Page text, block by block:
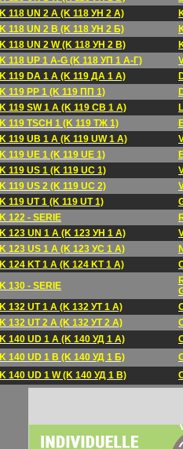
K 118 UN 2 A (K 118 УH 2 A)
K 118 UN 2 B (K 118 УH 2 Б)
K 118 UN 2 W (K 118 УH 2 B)
K 118 UP 1 A-G (K 118 УП 1 A-Г)
K 119 DA 1 A (K 119 ДA 1 A)
K 119 PP 1 (K 119 ПП 1)
K 119 SW 1 A (K 119 CB 1 A)
K 119 TSCH 1 (K 119 TЖ 1)
K 119 UB 1 A (K 119 UW 1 A)
K 119 UE 1 (K 119 UE 1)
K 119 US 1 (K 119 UC 1)
K 119 US 2 (K 119 UC 2)
K 119 UT 1 (K 119 UT 1)
K 122 - SERIE
K 123 UN 1 A (K 123 УH 1 A)
K 123 US 1 A (K 123 УC 1 A)
K 124 KT 1 A (K 124 KT 1 A)
K 130 - SERIE
K 132 UT 1 A (K 132 УT 1 A)
K 132 UT 2 A (K 132 УT 2 A)
K 140 UD 1 A (K 140 УД 1 A)
K 140 UD 1 B (K 140 УД 1 Б)
K 140 UD 1 W (K 140 УД 1 B)